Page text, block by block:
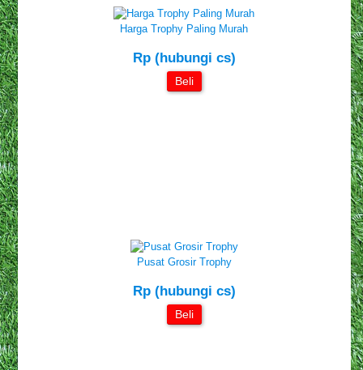
Harga Trophy Paling Murah
Rp (hubungi cs)
Beli
Pusat Grosir Trophy
Rp (hubungi cs)
Beli